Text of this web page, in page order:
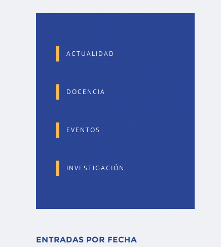
ACTUALIDAD
DOCENCIA
EVENTOS
INVESTIGACIÓN
ENTRADAS POR FECHA